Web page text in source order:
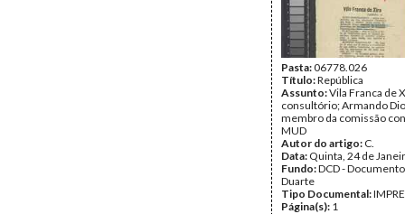
Pasta:06778.026
Título:República
Assunto:Vila Franca de
consultório; Armando
membro da comissão
MUD
Autor do artigo: C.
Data: Quinta, 24 de
Fundo:DCD -
Duarte
Tipo Documental:
Página(s): 1